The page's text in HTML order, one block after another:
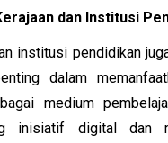
dan Institusi
institusi pendidikan
dalam
medium
inisiatif digital dan